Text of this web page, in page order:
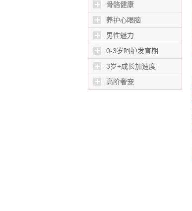
骨骼健康
养护心眼脑
男性魅力
0-3岁呵护发育期
3岁+成长加速度
高阶奢宠